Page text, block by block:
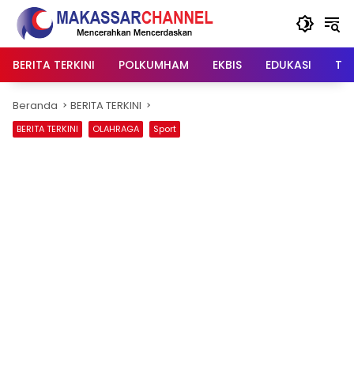
Langsung
konten
BERITA TERKINI
POLKUMHAM EKBIS EDUKASI
Beranda BERITA TERKINI
BERITA TERKINI OLAHRAGA Sport